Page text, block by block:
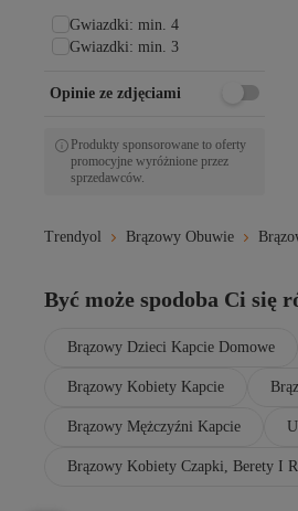
Gwiazdki: min. 4
Gwiazdki: min. 3
Opinie ze zdjęciami
Produkty sponsorowane to oferty
promocyjne wyróżnione przez
sprzedawców.
Trendyol Brązowy Obuwie
Być może spodoba Ci się
Brązowy Dzieci Kapcie Domowe
Brązowy Kobiety Kapcie
Brązowy Mężczyźni Kapcie
Brązowy Kobiety Czapki, Berety I